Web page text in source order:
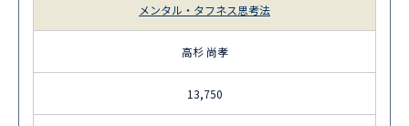
メンタル・タフネス思考法
高杉 尚孝
13,750